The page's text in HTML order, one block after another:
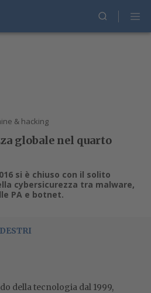
& hacking
globale nel quarto
si è chiuso con il solito
cybersicurezza tra malware,
PA e botnet.
della tecnologia dal 1999,